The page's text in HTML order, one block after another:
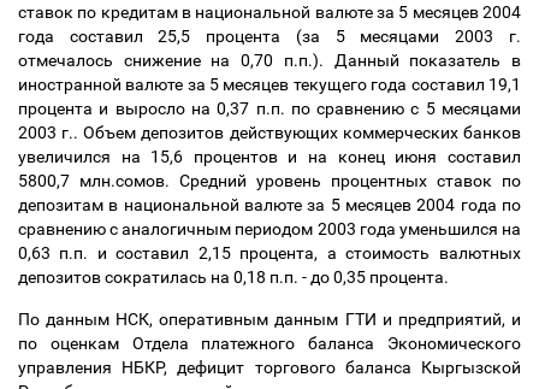
ставок по кредитам в национальной валюте за 5 месяцев 2004
года составил 25,5 процента (за 5 месяцами 2003 г.
отмечалось снижение на 0,70 п.п.). Данный показатель в
иностранной валюте за 5 месяцев текущего года составил 19,1
процента и выросло на 0,37 п.п. по сравнению с 5 месяцами
2003 г.. Объем депозитов действующих коммерческих банков
увеличился на 15,6 процентов и на конец июня составил
5800,7 млн.сомов. Средний уровень процентных ставок по
депозитам в национальной валюте за 5 месяцев 2004 года по
сравнению с аналогичным периодом 2003 года уменьшился на
0,63 п.п. и составил 2,15 процента, а стоимость валютных
депозитов сократилась на 0,18 п.п. - до 0,35 процента.
По данным НСК, оперативным данным ГТИ и предприятий, и
по оценкам Отдела платежного баланса Экономического
управления НБКР, дефицит торгового баланса Кыргызской